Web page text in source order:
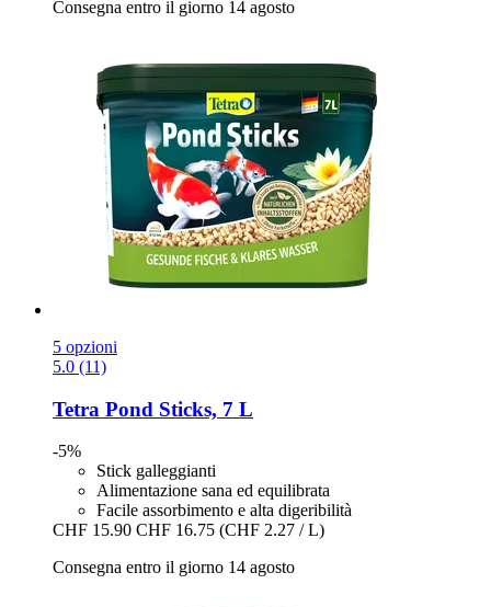
Consegna entro il giorno 14 agosto
5 opzioni
5.0 (11)
Tetra Pond Sticks, 7 L
-5%
Stick galleggianti
Alimentazione sana ed equilibrata
Facile assorbimento e alta digeribilità
CHF 15.90 CHF 16.75 (CHF 2.27 / L)
Consegna entro il giorno 14 agosto